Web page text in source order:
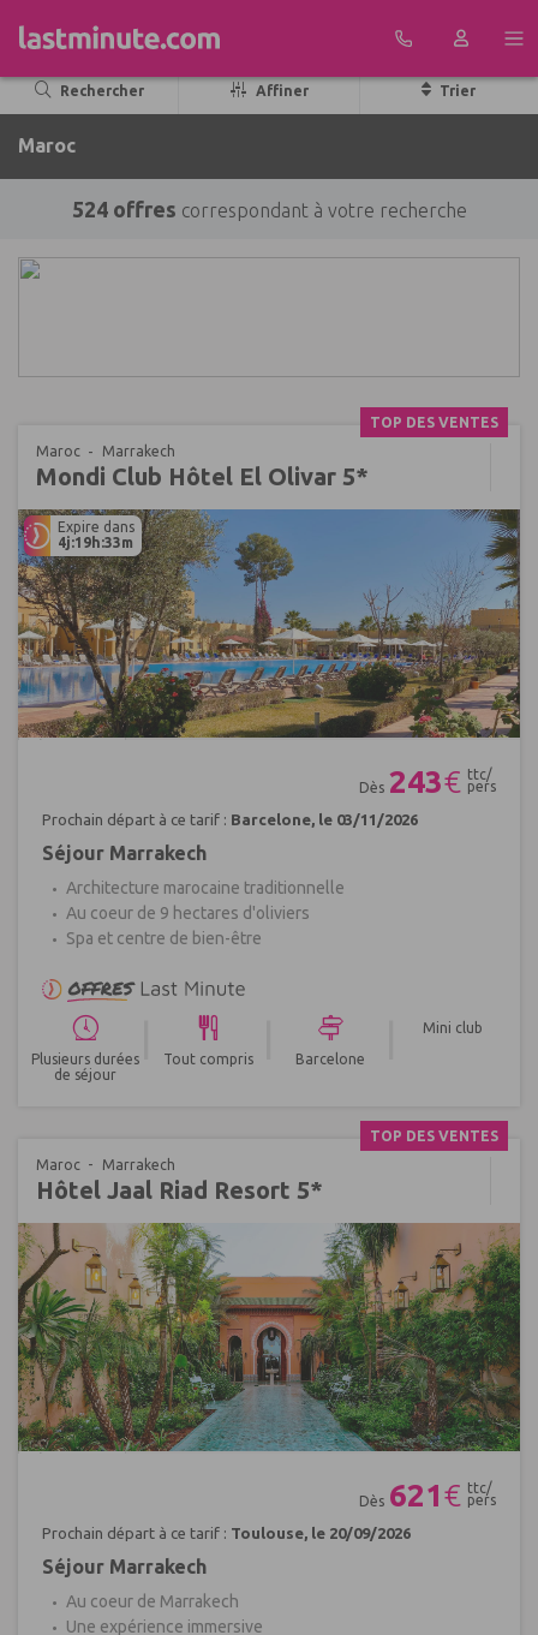
Rechercher Affiner Trier
Maroc
524 offres correspondant à votre recherche
TOP DES VENTES
Maroc
Marrakech
Mondi Club Hôtel El Olivar 5*
Expire dans
4j:19h:33m
Dès 243€ ttc/
pers
Prochain départ à ce tarif : Barcelone, le 03/11/2026
Séjour Marrakech
Architecture marocaine traditionnelle
Au coeur de 9 hectares d'oliviers
Spa et centre de bien-être
Plusieurs durées
de séjour
Tout compris Barcelone
Mini club
TOP DES VENTES
Maroc
Marrakech
Hôtel Jaal Riad Resort 5*
Dès 621€ ttc/
pers
Prochain départ à ce tarif : Toulouse, le 20/09/2026
Séjour Marrakech
Au coeur de Marrakech
Une expérience immersive